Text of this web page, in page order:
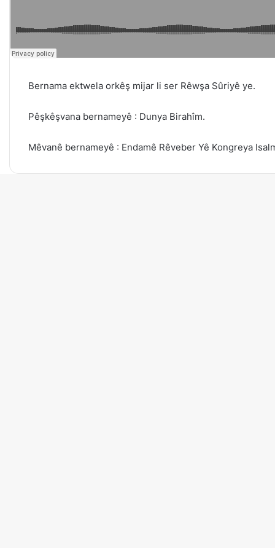
Bernama ektwela orkêş mijar li ser Rêwşa Sûriyê ye.
Pêşkêşvana bernameyê : Dunya Birahîm.
Mêvanê bernameyê : Endamê Rêveber Yê Kongreya